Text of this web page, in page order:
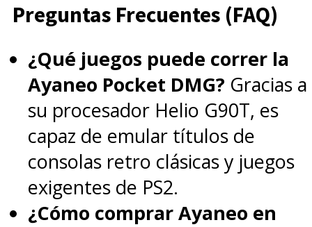
momento de cambiar de
estrategia
Además de sumar nuevos
grupos, como lasGuardianas
Estelares, losPeleadores
Álmicosy laAcademia de
Combate,TFTtambién
Preguntas Frecuentes (FAQ)
¿Qué juegos puede correr la
Ayaneo Pocket DMG? Gracias a
su procesador Helio G90T, es
capaz de emular títulos de
consolas retro clásicas y juegos
exigentes de PS2.
¿Cómo comprar Ayaneo en